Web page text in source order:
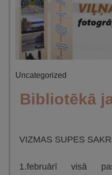
Uncategorized
Bibliotēkā
VIZMAS SUPES
1.februārī visā